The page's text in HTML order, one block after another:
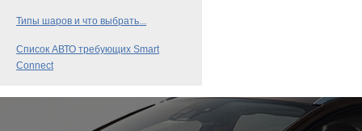
Типы шаров и что выбрать...
Список АВТО требующих Smart
Connect